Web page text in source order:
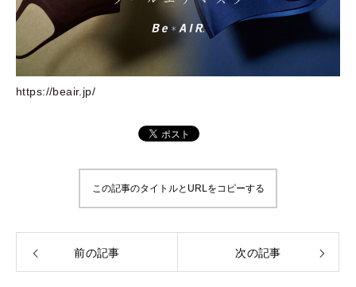
https://beair.jp/
この記事のタイトルとURLをコピーする
前の記事 次の記事